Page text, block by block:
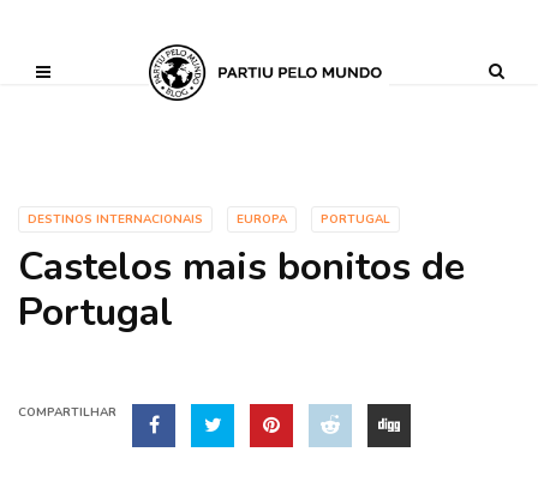
('AI_CONTENT_MARKER_NO_GET_SIDEBAR', true);
DESTINOS INTERNACIONAIS EUROPA PORTUGAL
Castelos mais bonitos de
Portugal
COMPARTILHAR